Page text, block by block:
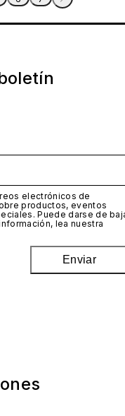
electrónicos de
productos, eventos
Puede darse de
lea nuestra
Enviar